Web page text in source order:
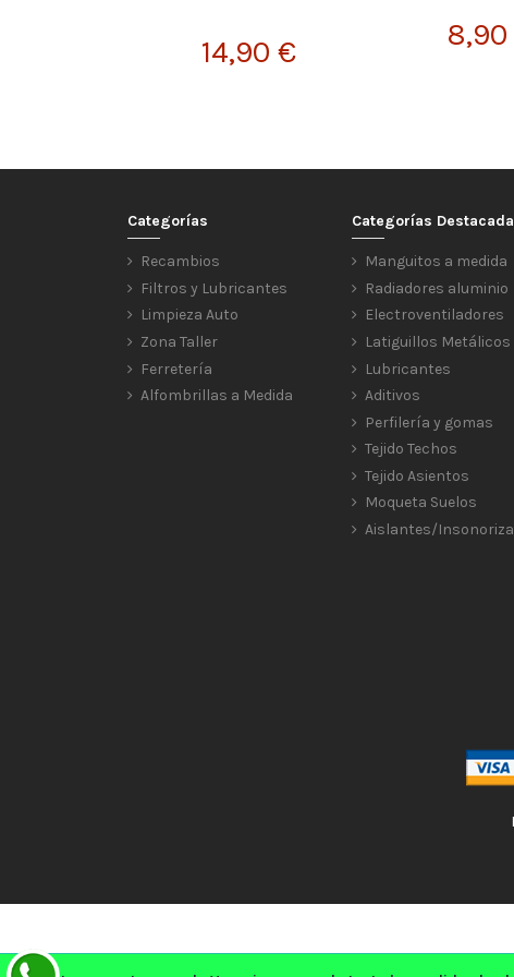
14,90 €
Categorías
Recambios
Filtros y Lubricantes
Limpieza Auto
Zona Taller
Ferretería
Alfombrillas a Medida
Categorías
Manguitos a medida
Radiadores aluminio
Electroventiladores
Latiguillos Metálicos
Lubricantes
Aditivos
Perfilería y gomas
Tejido Techos
Tejido Asientos
Moqueta Suelos
Aislantes/